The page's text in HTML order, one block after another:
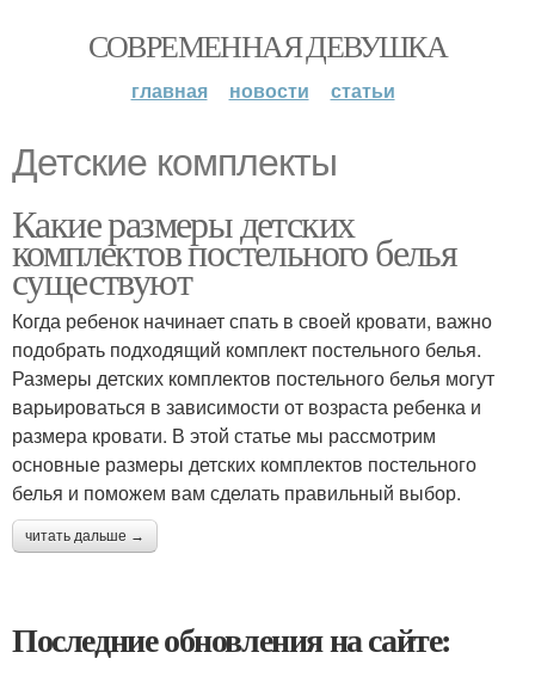
СОВРЕМЕННАЯ ДЕВУШКА
главная новости статьи
Детские комплекты
Какие размеры детских
комплектов постельного белья
существуют
Когда ребенок начинает спать в своей кровати, важно
подобрать подходящий комплект постельного белья.
Размеры детских комплектов постельного белья могут
варьироваться в зависимости от возраста ребенка и
размера кровати. В этой статье мы рассмотрим
основные размеры детских комплектов постельного
белья и поможем вам сделать правильный выбор.
читать дальше →
Последние обновления на сайте: